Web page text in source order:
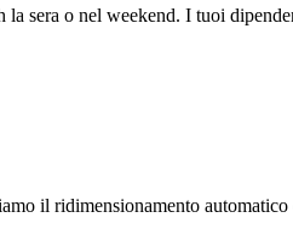
sera o nel weekend. I tuoi
il ridimensionamento